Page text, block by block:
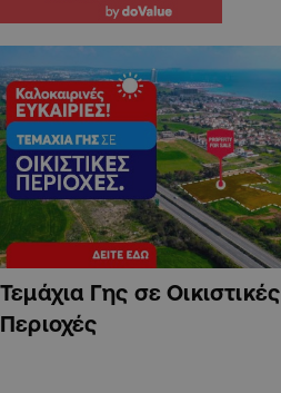
Τεμάχια Γης σε Οικιστικές
Περιοχές